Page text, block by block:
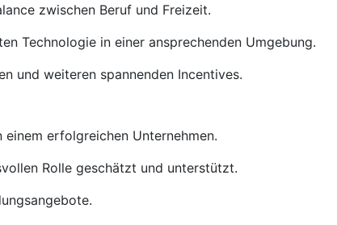
zwischen Beruf und Freizeit.
Technologie in einer ansprechenden Umgebung.
und weiteren spannenden Incentives.
erfolgreichen Unternehmen.
Rolle geschätzt und unterstützt.